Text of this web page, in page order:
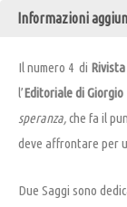
Informazioni
Il numero 4 di
l’Editoriale di Giorgio
speranza,che fa il
deve affrontare per
Due Saggi sono